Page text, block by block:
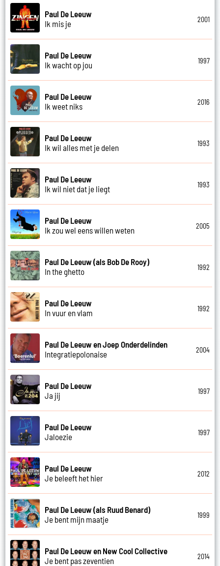
Paul De Leeuw
Ik mis je
2001
Paul De Leeuw
Ik wacht op jou
1997
Paul De Leeuw
Ik weet niks
2016
Paul De Leeuw
Ik wil alles met je delen
1993
Paul De Leeuw
Ik wil niet dat je liegt
1993
Paul De Leeuw
Ik zou wel eens willen weten
2005
Paul De Leeuw (als Bob De Rooy)
In the ghetto
1992
Paul De Leeuw
In vuur en vlam
1992
Paul De Leeuw en Joep Onderdelinden
Integratiepolonaise
2004
Paul De Leeuw
Ja jij
1997
Paul De Leeuw
Jaloezie
1997
Paul De Leeuw
Je beleeft het hier
2012
Paul De Leeuw (als Ruud Benard)
Je bent mijn maatje
1999
Paul De Leeuw en New Cool Collective
Je bent pas zeventien
2014